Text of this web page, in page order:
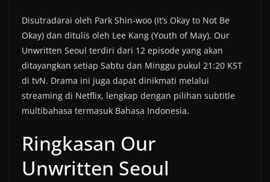
Disutradarai oleh Park Shin-woo (It’s Okay to Not Be
Okay) dan ditulis oleh Lee Kang (Youth of May), Our
Unwritten Seoul terdiri dari 12 episode yang akan
ditayangkan setiap Sabtu dan Minggu pukul 21:20 KST
di tvN. Drama ini juga dapat dinikmati melalui
streaming di Netflix, lengkap dengan pilihan subtitle
multibahasa termasuk Bahasa Indonesia.
Ringkasan Our
Unwritten Seoul